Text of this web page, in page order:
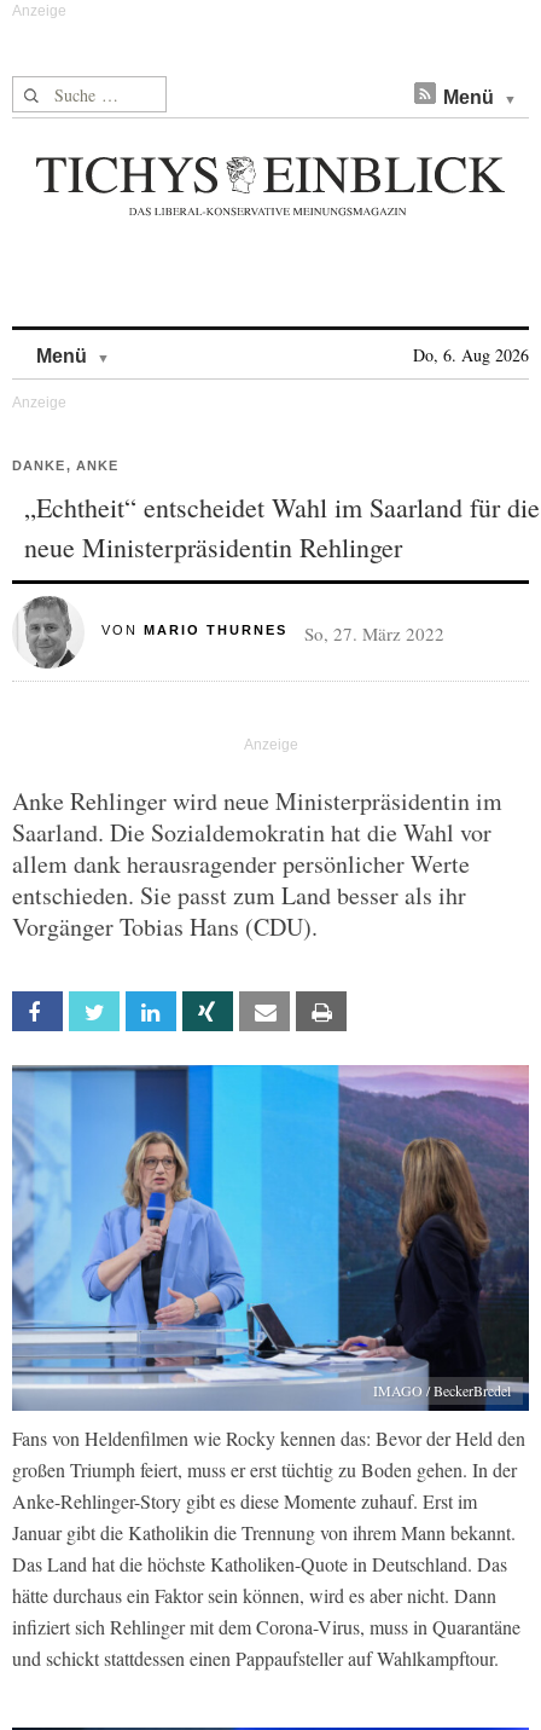
Suche nach: Menü
Menü Do, 6. Aug 2026
DANKE, ANKE
„Echtheit“ entscheidet Wahl im Saarland für die
neue Ministerpräsidentin Rehlinger
VON MARIO THURNES So, 27. März 2022
Anke Rehlinger wird neue Ministerpräsidentin im
Saarland. Die Sozialdemokratin hat die Wahl vor
allem dank herausragender persönlicher Werte
entschieden. Sie passt zum Land besser als ihr
Vorgänger Tobias Hans (CDU).
Facebook Twitter Linkedin Xing Email
IMAGO / BeckerBredel
Fans von Heldenfilmen wie Rocky kennen das: Bevor der Held den
großen Triumph feiert, muss er erst tüchtig zu Boden gehen. In der
Anke-Rehlinger-Story gibt es diese Momente zuhauf. Erst im
Januar gibt die Katholikin die Trennung von ihrem Mann bekannt.
Das Land hat die höchste Katholiken-Quote in Deutschland. Das
hätte durchaus ein Faktor sein können, wird es aber nicht. Dann
infiziert sich Rehlinger mit dem Corona-Virus, muss in Quarantäne
und schickt stattdessen einen Pappaufsteller auf Wahlkampftour.